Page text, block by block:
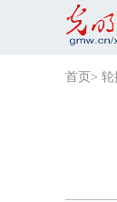
首页 > 轮